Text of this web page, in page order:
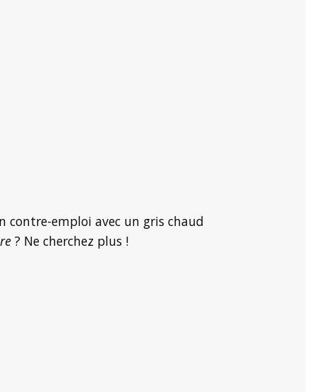
contre-emploi avec un gris chaud
? Ne cherchez plus !